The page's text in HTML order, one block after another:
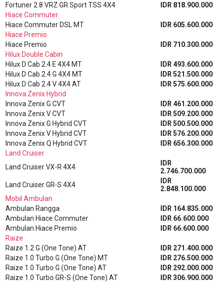
Fortuner 2.8 VRZ GR Sport TSS 4X4
IDR 818.900.000
Hiace Commuter
Hiace Commuter DSL MT
IDR 605.600.000
Hiace Premio
Hiace Premio
IDR 710.300.000
Hilux Double Cabin
Hilux D Cab 2.4 E 4X4 MT
IDR 493.600.000
Hilux D Cab 2.4 G 4X4 MT
IDR 521.500.000
Hilux D Cab 2.4 V 4X4 AT
IDR 575.600.000
Innova Zenix Hybrid
Innova Zenix G CVT
IDR 461.200.000
Innova Zenix V CVT
IDR 509.200.000
Innova Zenix G Hybrid CVT
IDR 500.500.000
Innova Zenix V Hybrid CVT
IDR 576.200.000
Innova Zenix Q Hybrid CVT
IDR 656.300.000
Land Cruiser
Land Cruiser VX-R 4X4
IDR
2.746.700.000
Land Cruiser GR-S 4X4
IDR
2.848.100.000
Mobil Ambulan
Ambulan Rangga
IDR 164.835.000
Ambulan Hiace Commuter
IDR 66.600.000
Ambulan Hiace Premio
IDR 66.600.000
Raize
Raize 1.2 G (One Tone) AT
IDR 271.400.000
Raize 1.0 Turbo G (One Tone) MT
IDR 276.500.000
Raize 1.0 Turbo G (One Tone) AT
IDR 292.000.000
Raize 1.0 Turbo GR-S (One Tone) AT
IDR 306.900.000